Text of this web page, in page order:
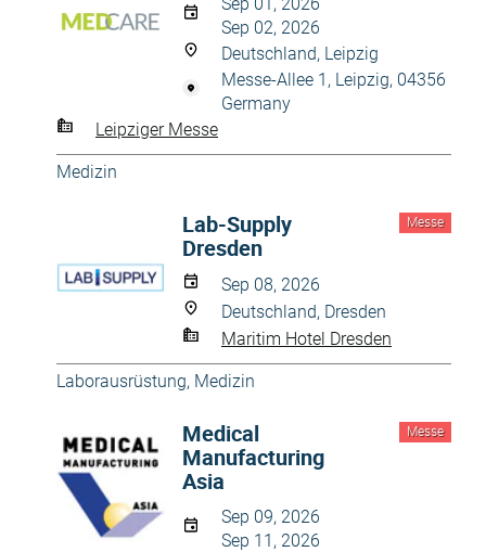
Sep 02, 2026
Deutschland, Leipzig
Messe-Allee 1, Leipzig, 04356
Germany
Leipziger Messe
Medizin
Messe
Lab-Supply
Dresden
Sep 08, 2026
Deutschland, Dresden
Maritim Hotel Dresden
Laborausrüstung, Medizin
Messe
Medical
Manufacturing
Asia
Sep 09, 2026
Sep 11, 2026